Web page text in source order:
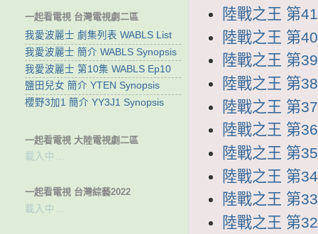
陸戰之王 第
陸戰之王 第
陸戰之王 第
陸戰之王 第
陸戰之王 第
陸戰之王 第
陸戰之王 第
陸戰之王 第
陸戰之王 第
陸戰之王 第
一起看電視 台灣電視劇二區
我愛波麗士 劇集列表 WABLS List
我愛波麗士 簡介 WABLS Synopsis
我愛波麗士 第10集 WABLS Ep10
鹽田兒女 簡介 YTEN Synopsis
櫻野3加1 簡介 YY3J1 Synopsis
一起看電視 大陸電視劇二區
載入中…
一起看電視 台灣綜藝2022
載入中…